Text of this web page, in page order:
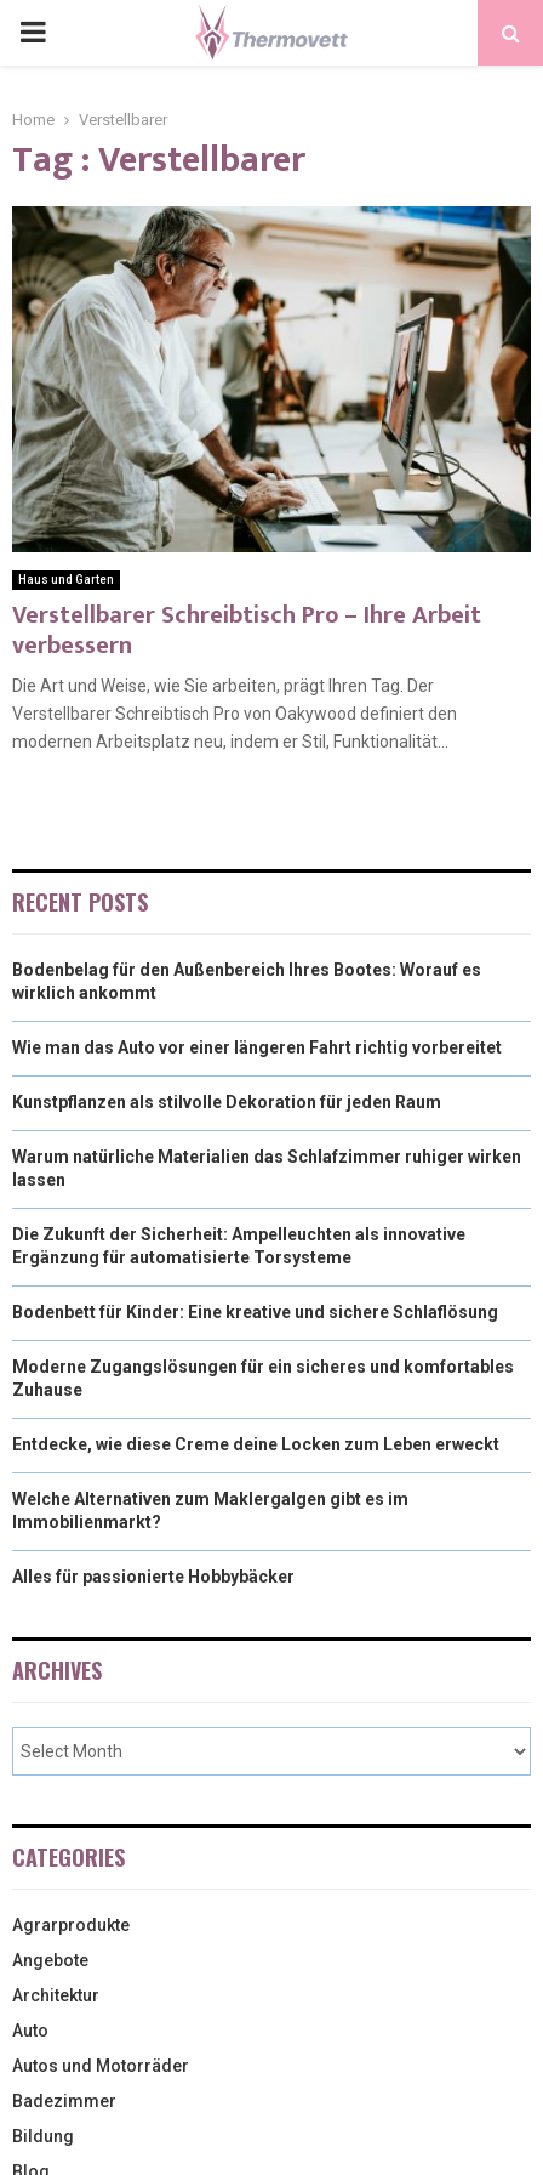
PRIMARY
Home Verstellbarer
Tag : Verstellbarer
Haus und Garten
Verstellbarer Schreibtisch Pro – Ihre Arbeit
verbessern
Die Art und Weise, wie Sie arbeiten, prägt Ihren Tag. Der
Verstellbarer Schreibtisch Pro von Oakywood definiert den
modernen Arbeitsplatz neu, indem er Stil, Funktionalität...
RECENT POSTS
Bodenbelag für den Außenbereich Ihres Bootes: Worauf es
wirklich ankommt
Wie man das Auto vor einer längeren Fahrt richtig vorbereitet
Kunstpflanzen als stilvolle Dekoration für jeden Raum
Warum natürliche Materialien das Schlafzimmer ruhiger wirken
lassen
Die Zukunft der Sicherheit: Ampelleuchten als innovative
Ergänzung für automatisierte Torsysteme
Bodenbett für Kinder: Eine kreative und sichere Schlaflösung
Moderne Zugangslösungen für ein sicheres und komfortables
Zuhause
Entdecke, wie diese Creme deine Locken zum Leben erweckt
Welche Alternativen zum Maklergalgen gibt es im
Immobilienmarkt?
Alles für passionierte Hobbybäcker
ARCHIVES
CATEGORIES
Agrarprodukte
Angebote
Architektur
Auto
Autos und Motorräder
Badezimmer
Bildung